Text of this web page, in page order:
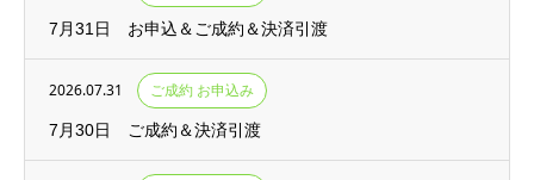
7月31日 お申込＆ご成約＆決済引渡
2026.07.31 ご成約 お申込み
7月30日 ご成約＆決済引渡